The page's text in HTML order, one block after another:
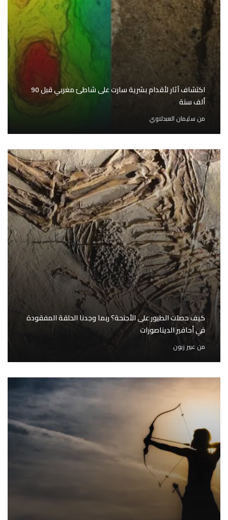
اكتشاف آثار لأقدام بشرية سارت على شاطئ مغربي قبل 90
ألف سنة
من سليمان العبدلاوي
كيف حصلت الطيور على الأجنحة؟ ربما وجدنا الحلقة المفقودة
في أحافير الديناصورات
من عبير زبون